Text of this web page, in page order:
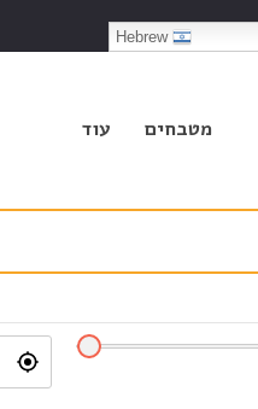
Hebrew
מטבחים עוד